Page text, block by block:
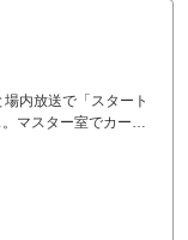
内放送で「スタート
マスター室でカート
ると積み間違いとの
呼び出されるのか？
時間で予約した意味
どうしますか？」と